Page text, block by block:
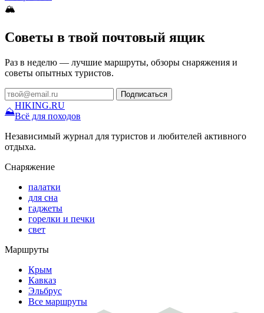
🏔
Советы в твой почтовый ящик
Раз в неделю — лучшие маршруты, обзоры снаряжения и
советы опытных туристов.
Подписаться
⛰
HIKING.RU
Всё для походов
Независимый журнал для туристов и любителей активного
отдыха.
Снаряжение
палатки
для сна
гаджеты
горелки и печки
свет
Маршруты
Крым
Кавказ
Эльбрус
Все маршруты